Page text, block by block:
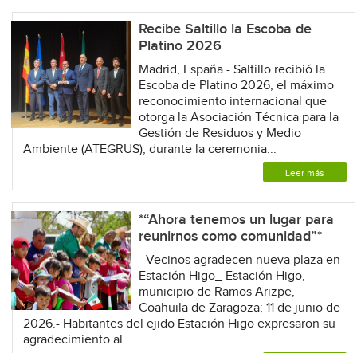
Recibe Saltillo la Escoba de
Platino 2026
Madrid, España.- Saltillo recibió la
Escoba de Platino 2026, el máximo
reconocimiento internacional que
otorga la Asociación Técnica para la
Gestión de Residuos y Medio
Ambiente (ATEGRUS), durante la ceremonia...
Leer más
*“Ahora tenemos un lugar para
reunirnos como comunidad”*
_Vecinos agradecen nueva plaza en
Estación Higo_ Estación Higo,
municipio de Ramos Arizpe,
Coahuila de Zaragoza; 11 de junio de
2026.- Habitantes del ejido Estación Higo expresaron su
agradecimiento al...